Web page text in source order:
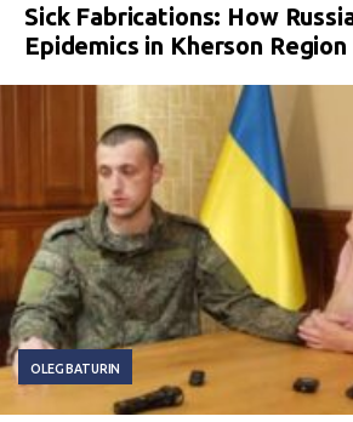
Sick Fabrications: How
Epidemics in Kherson Region
OLEG BATURIN